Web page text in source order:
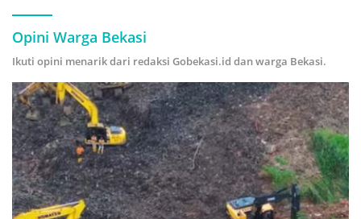
Opini Warga Bekasi
Ikuti opini menarik dari redaksi Gobekasi.id dan warga Bekasi.